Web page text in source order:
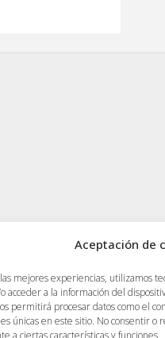
Aceptación de
mejores experiencias, utilizamos
acceder a la información del
permitirá procesar datos como el
únicas en este sitio. No consentir
a ciertas características y funciones.
| Protección de datos